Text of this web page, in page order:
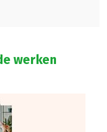
werken